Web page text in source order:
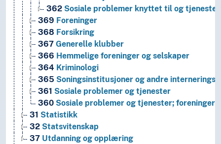
362 Sosiale problemer knyttet til og
369 Foreninger
368 Forsikring
367 Generelle klubber
366 Hemmelige foreninger og selskaper
364 Kriminologi
365 Soningsinstitusjoner og andre
361 Sosiale problemer og tjenester
360 Sosiale problemer og tjenester; foreninger
31 Statistikk
32 Statsvitenskap
37 Utdanning og opplæring